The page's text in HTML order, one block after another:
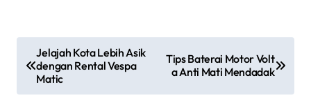
o
s
Jelajah Kota Lebih Asik
dengan Rental Vespa
Matic
Tips Baterai Motor Volt
a Anti Mati Mendadak